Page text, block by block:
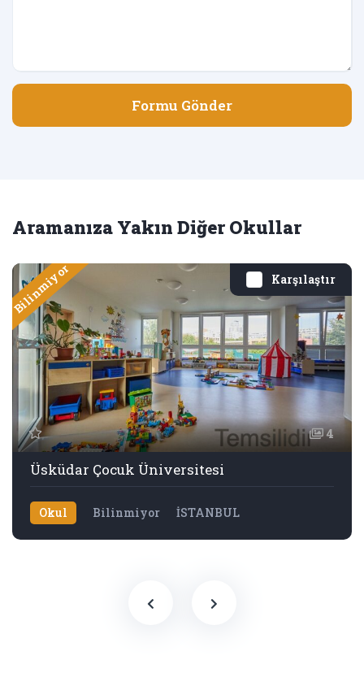
Formu Gönder
Aramanıza Yakın Diğer Okullar
Karşılaştır
Bilinmiyor
4
Üsküdar Çocuk Üniversitesi
Okul Bilinmiyor İSTANBUL